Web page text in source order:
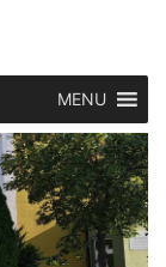
MENU